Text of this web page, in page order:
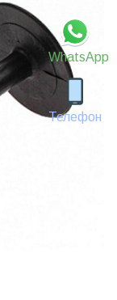
WhatsApp
Телефон